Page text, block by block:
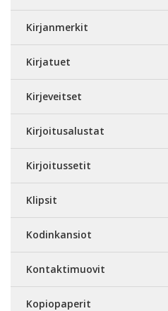
Kirjanmerkit
Kirjatuet
Kirjeveitset
Kirjoitusalustat
Kirjoitussetit
Klipsit
Kodinkansiot
Kontaktimuovit
Kopiopaperit